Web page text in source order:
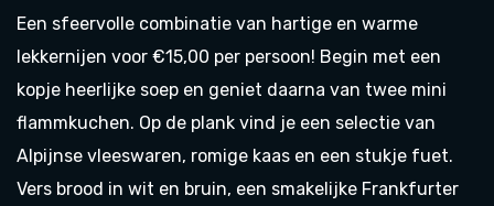
Een sfeervolle combinatie van hartige en warme
lekkernijen voor €15,00 per persoon! Begin met een
kopje heerlijke soep en geniet daarna van twee mini
flammkuchen. Op de plank vind je een selectie van
Alpijnse vleeswaren, romige kaas en een stukje fuet.
Vers brood in wit en bruin, een smakelijke Frankfurter